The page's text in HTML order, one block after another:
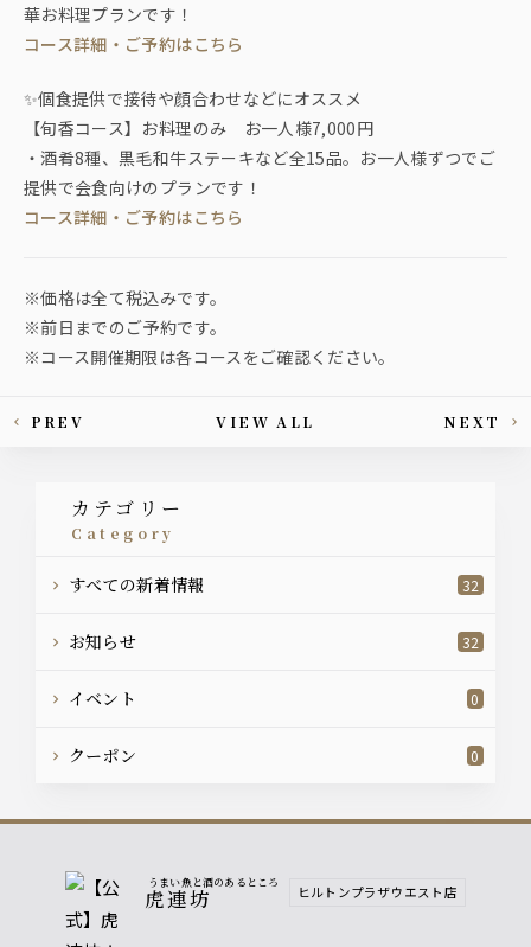
華お料理プランです！
コース詳細・ご予約はこちら
✨個食提供で接待や顔合わせなどにオススメ
【旬香コース】お料理のみ お一人様7,000円
・酒肴8種、黒毛和牛ステーキなど全15品。お一人様ずつでご
提供で会食向けのプランです！
コース詳細・ご予約はこちら
※価格は全て税込みです。
※前日までのご予約です。
※コース開催期限は各コースをご確認ください。
This article's paging
PREV VIEW ALL NEXT
カテゴリー
category
すべての新着情報 32
お知らせ 32
イベント 0
クーポン 0
うまい魚と酒のあるところ
虎連坊 ヒルトンプラザウエスト店